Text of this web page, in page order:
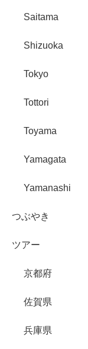
Saitama
Shizuoka
Tokyo
Tottori
Toyama
Yamagata
Yamanashi
つぶやき
ツアー
京都府
佐賀県
兵庫県